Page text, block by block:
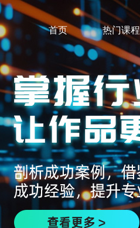
首页 热门课程